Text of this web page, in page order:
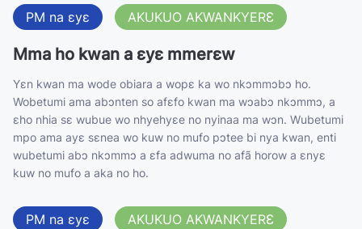
PM na ɛyɛ AKUKUO AKWANKYERƐ
Mma ho kwan a ɛyɛ mmerɛw
Yɛn kwan ma wode obiara a wopɛ ka wo nkɔmmɔbɔ ho.
Wobetumi ama abɔnten so afɛfo kwan ma wɔabɔ nkɔmmɔ, a
ɛho nhia sɛ wubue wo nhyehyɛe no nyinaa ma wɔn. Wubetumi
mpo ama ayɛ sɛnea wo kuw no mufo pɔtee bi nya kwan, enti
wubetumi abɔ nkɔmmɔ a ɛfa adwuma no afã horow a ɛnyɛ
kuw no mufo a aka no ho.
PM na ɛyɛ AKUKUO AKWANKYERƐ